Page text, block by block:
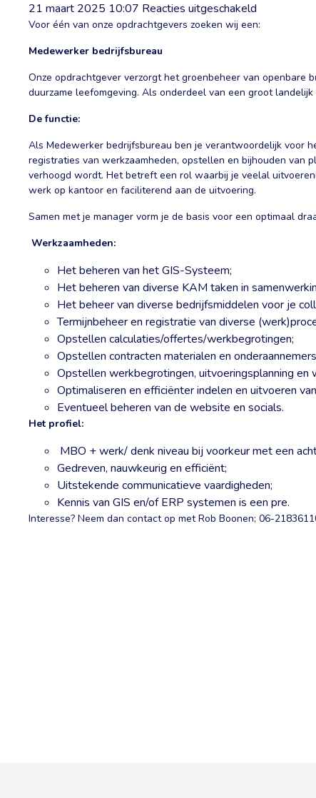
21 maart 2025 10:07 Reacties uitgeschakeld
Medewerker
Voor één van onze opdrachtgevers zoeken wij een:
Medewerker bedrijfsbureau
Onze opdrachtgever verzorgt het groenbeheer van openbare
duurzame leefomgeving. Als onderdeel van een groot
De functie:
Als Medewerker bedrijfsbureau ben je verantwoordelijk voor
registraties van werkzaamheden, opstellen en bijhouden van
verhoogd wordt. Het betreft een rol waarbij je veelal
werk op kantoor en faciliterend aan de uitvoering.
Samen met je manager vorm je de basis voor een optimaal
Werkzaamheden:
Het beheren van het GIS-Systeem;
Het beheren van diverse KAM taken in
Het beheer van diverse bedrijfsmiddelen voor je
Termijnbeheer en registratie van diverse
Opstellen calculaties/offertes/werkbegrotingen;
Opstellen contracten materialen en
Opstellen werkbegrotingen, uitvoeringsplanning en
Optimaliseren en efficiënter indelen en uitvoeren
Eventueel beheren van de website en socials.
Het profiel:
MBO + werk/ denk niveau bij voorkeur met een
Gedreven, nauwkeurig en efficiënt;
Uitstekende communicatieve vaardigheden;
Kennis van GIS en/of ERP systemen is een pre.
Interesse? Neem dan contact op met Rob Boonen; 06-